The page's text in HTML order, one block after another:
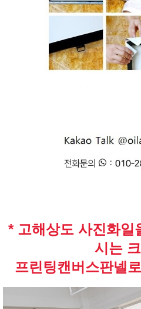
* 고해상도 사진화일
시는
프린팅캔버스판넬